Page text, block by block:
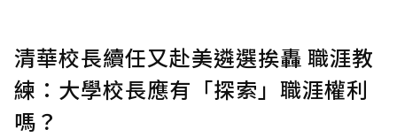
清華校長續任又赴美遴選挨轟 職涯教
練：大學校長應有「探索」職涯權利
嗎？